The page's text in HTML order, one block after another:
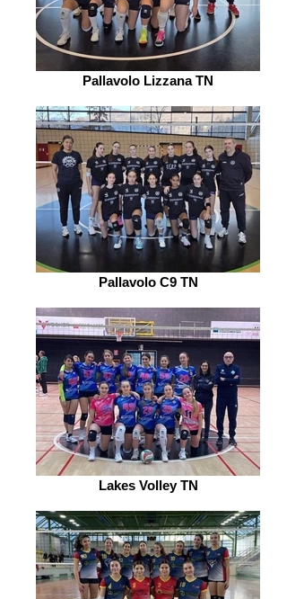
Pallavolo Lizzana TN
Pallavolo C9 TN
Lakes Volley TN